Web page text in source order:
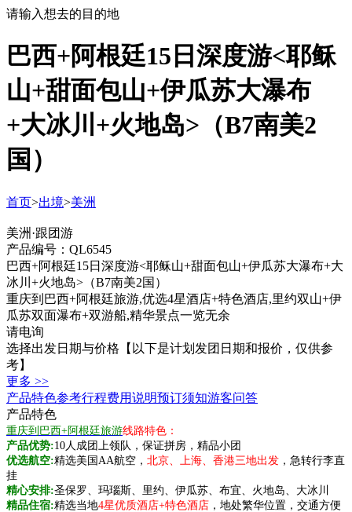
请输入想去的目的地
巴西+阿根廷15日深度游<耶稣
山+甜面包山+伊瓜苏大瀑布
+大冰川+火地岛>（B7南美2
国）
首页>出境>美洲
美洲·跟团游
产品编号：QL6545
巴西+阿根廷15日深度游<耶稣山+甜面包山+伊瓜苏大瀑布+大
冰川+火地岛>（B7南美2国）
重庆到巴西+阿根廷旅游,优选4星酒店+特色酒店,里约双山+伊
瓜苏双面瀑布+双游船,精华景点一览无余
请电询
选择出发日期与价格 【以下是计划发团日期和报价，仅供参
考】
更多 >>
产品特色参考行程费用说明预订须知游客问答
产品特色
重庆到巴西+阿根廷旅游线路特色：
产品优势:10人成团上领队，保证拼房，精品小团
优选航空:精选美国AA航空， 北京、上海、香港三地出发 ，急转行李直
挂
精心安排:圣保罗、玛瑙斯、里约、伊瓜苏、布宜、火地岛、大冰川
精品住宿:精选当地4星优质酒店+特色酒店 ，地处繁华位置，交通方便